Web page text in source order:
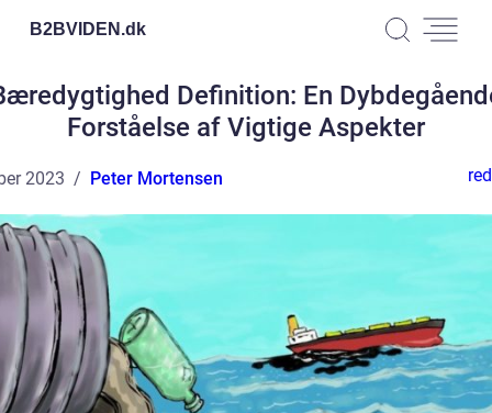
B2BVIDEN.dk
Definition: En
Forståelse af Vigtige Aspekter
2023 Peter Mortensen